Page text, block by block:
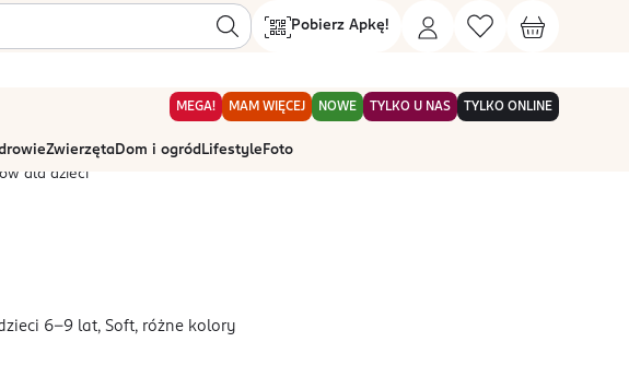
Pobierz Apkę!
MEGA! MAM WIĘCEJ NOWE TYLKO U NAS TYLKO ONLINE
ZwierzętaDom i ogród Lifestyle Foto
dla dzieci
6-9 lat, Soft, różne kolory